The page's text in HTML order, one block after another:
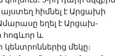
հիմնել է Արցախի
եղել է Արցախ-
հոգևոր և
մեկը։